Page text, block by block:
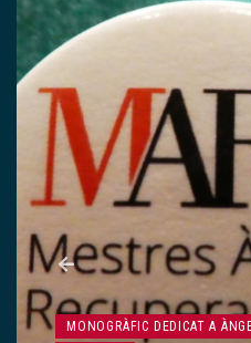
MONOGRÀFIC DEDICAT A